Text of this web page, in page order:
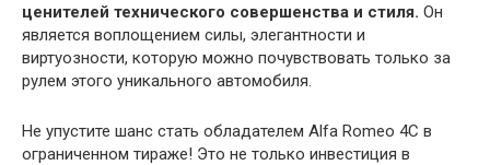
ценителей технического совершенства и стиля. Он
является воплощением силы, элегантности и
виртуозности, которую можно почувствовать только за
рулем этого уникального автомобиля.
Не упустите шанс стать обладателем Alfa Romeo 4C в
ограниченном тираже! Это не только инвестиция в